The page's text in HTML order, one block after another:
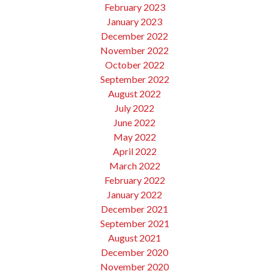
February 2023
January 2023
December 2022
November 2022
October 2022
September 2022
August 2022
July 2022
June 2022
May 2022
April 2022
March 2022
February 2022
January 2022
December 2021
September 2021
August 2021
December 2020
November 2020